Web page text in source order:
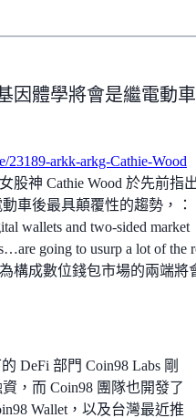
因體學將會是繼電動
23189-arkk-arkg-Cathie-Wood
股神 Cathie Wood 於先前指
車後最具顛覆性的趨勢，：
wallets and two-sided market
going to usurp a lot of the
為構成數位錢包市場的兩端將
DeFi 部門 Coin98 Labs 剛
，而 Coin98 團隊也開發了
Wallet，以及台灣最近推